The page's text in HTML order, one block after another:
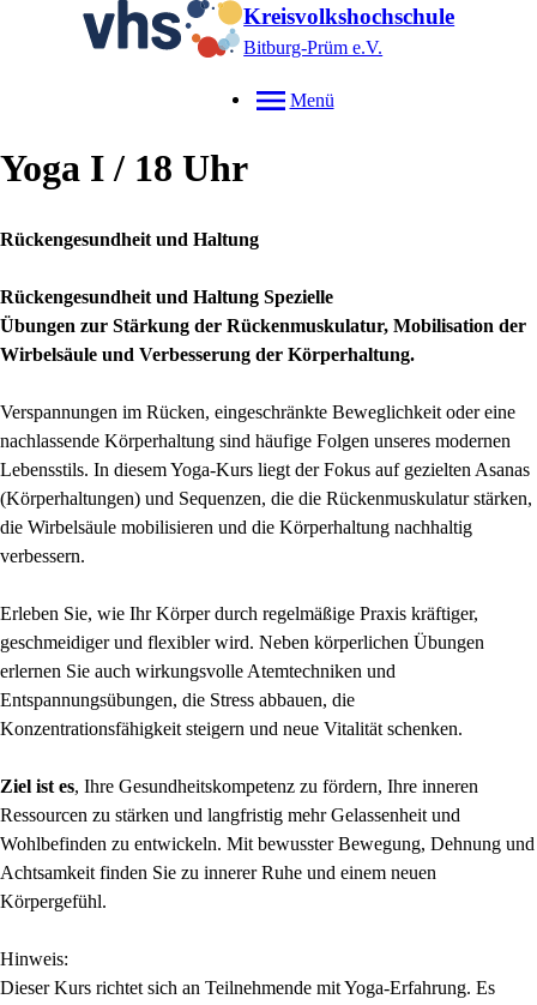
Kreisvolkshochschule
Bitburg-Prüm e.V.
Menü
Yoga I / 18 Uhr
Rückengesundheit und Haltung
Rückengesundheit und Haltung Spezielle
Übungen zur Stärkung der Rückenmuskulatur, Mobilisation der
Wirbelsäule und Verbesserung der Körperhaltung.
Verspannungen im Rücken, eingeschränkte Beweglichkeit oder eine
nachlassende Körperhaltung sind häufige Folgen unseres modernen
Lebensstils. In diesem Yoga-Kurs liegt der Fokus auf gezielten Asanas
(Körperhaltungen) und Sequenzen, die die Rückenmuskulatur stärken,
die Wirbelsäule mobilisieren und die Körperhaltung nachhaltig
verbessern.
Erleben Sie, wie Ihr Körper durch regelmäßige Praxis kräftiger,
geschmeidiger und flexibler wird. Neben körperlichen Übungen
erlernen Sie auch wirkungsvolle Atemtechniken und
Entspannungsübungen, die Stress abbauen, die
Konzentrationsfähigkeit steigern und neue Vitalität schenken.
Ziel ist es, Ihre Gesundheitskompetenz zu fördern, Ihre inneren
Ressourcen zu stärken und langfristig mehr Gelassenheit und
Wohlbefinden zu entwickeln. Mit bewusster Bewegung, Dehnung und
Achtsamkeit finden Sie zu innerer Ruhe und einem neuen
Körpergefühl.
Hinweis:
Dieser Kurs richtet sich an Teilnehmende mit Yoga-Erfahrung. Es